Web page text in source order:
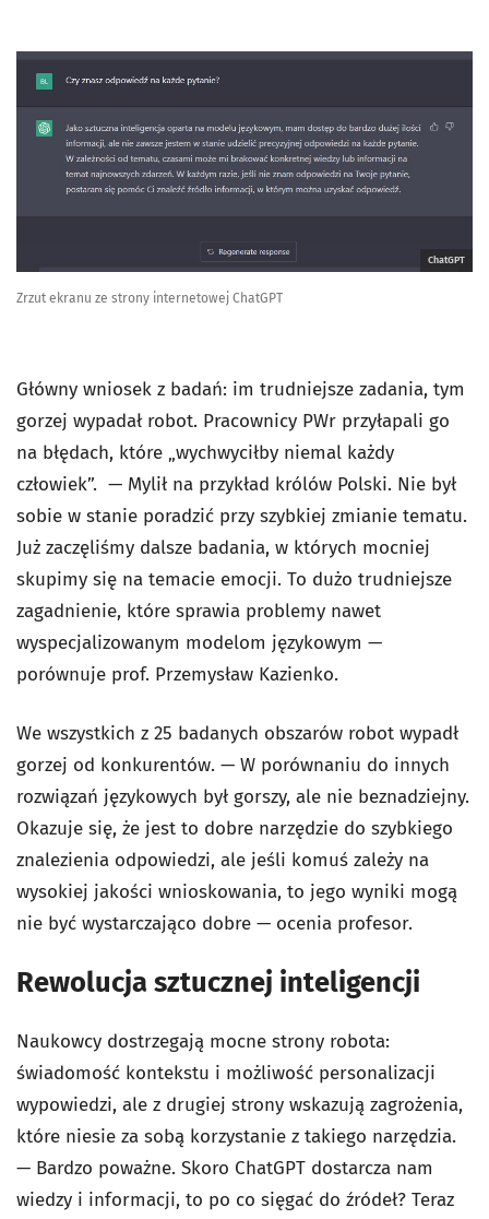
ChatGPT
Zrzut ekranu ze strony internetowej ChatGPT
Główny wniosek z badań: im trudniejsze zadania, tym
gorzej wypadał robot. Pracownicy PWr przyłapali go
na błędach, które „wychwyciłby niemal każdy
człowiek”. — Mylił na przykład królów Polski. Nie był
sobie w stanie poradzić przy szybkiej zmianie tematu.
Już zaczęliśmy dalsze badania, w których mocniej
skupimy się na temacie emocji. To dużo trudniejsze
zagadnienie, które sprawia problemy nawet
wyspecjalizowanym modelom językowym —
porównuje prof. Przemysław Kazienko.
We wszystkich z 25 badanych obszarów robot wypadł
gorzej od konkurentów. — W porównaniu do innych
rozwiązań językowych był gorszy, ale nie beznadziejny.
Okazuje się, że jest to dobre narzędzie do szybkiego
znalezienia odpowiedzi, ale jeśli komuś zależy na
wysokiej jakości wnioskowania, to jego wyniki mogą
nie być wystarczająco dobre — ocenia profesor.
Rewolucja sztucznej inteligencji
Naukowcy dostrzegają mocne strony robota:
świadomość kontekstu i możliwość personalizacji
wypowiedzi, ale z drugiej strony wskazują zagrożenia,
które niesie za sobą korzystanie z takiego narzędzia.
— Bardzo poważne. Skoro ChatGPT dostarcza nam
wiedzy i informacji, to po co sięgać do źródeł? Teraz